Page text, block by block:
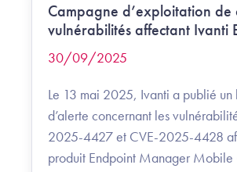
Campagne d’exploitation de
vulnérabilités affectant Ivanti
30/09/2025
Le 13 mai 2025, Ivanti a publié un
d’alerte concernant les
2025-4427 et CVE-2025-4428
produit Endpoint Manager Mobile